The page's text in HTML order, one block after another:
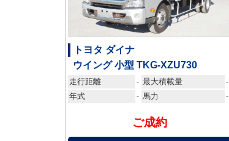
トヨタ ダイナ
ウイング 小型 TKG-XZU730
走行距離 - 最大積載量 -
年式 - 馬力 -
ご成約